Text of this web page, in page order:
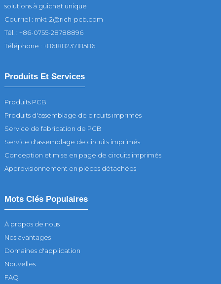
solutions à guichet unique
Courriel : mkt-2@rich-pcb.com
Tél. : +86-0755-28788896
Téléphone : +8618823718586
Produits Et Services
Produits PCB
Produits d'assemblage de circuits imprimés
Service de fabrication de PCB
Service d'assemblage de circuits imprimés
Conception et mise en page de circuits imprimés
Approvisionnement en pièces détachées
Mots Clés Populaires
À propos de nous
Nos avantages
Domaines d'application
Nouvelles
FAQ